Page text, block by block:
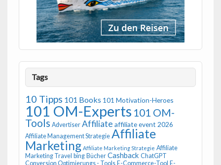
Tags
10 Tipps 101 Books 101 Motivation-Heroes
101 OM-Experts 101 OM-
Tools Advertiser Affiliate affiliate event 2026
Affiliate Management Strategie Affiliate
Marketing Affiliate Marketing Strategie Affiliate
Marketing Travel bing Bücher Cashback ChatGPT
Conversion Optimierungs - Tools E-Commerce-Tool E-